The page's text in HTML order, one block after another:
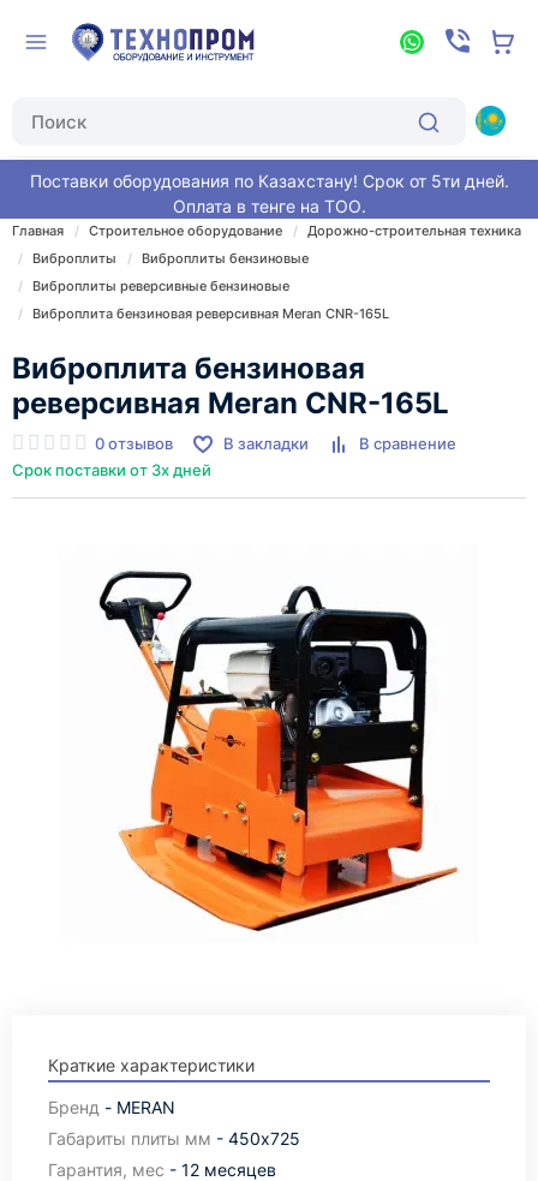
Поставки оборудования по Казахстану! Срок от 5ти дней.
Оплата в тенге на ТОО.
Главная Строительное оборудование
Дорожно-строительная техника
Виброплиты
Виброплиты бензиновые
Виброплиты реверсивные бензиновые
Виброплита бензиновая реверсивная Meran CNR-165L
Виброплита бензиновая
реверсивная Meran CNR-165L
0 отзывов В закладки
В сравнение
Срок поставки от 3х дней
Краткие характеристики
Бренд - MERAN
Габариты плиты мм - 450х725
Гарантия, мес - 12 месяцев